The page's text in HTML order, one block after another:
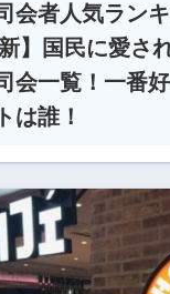
会者人気ラン
】国民に愛さ
会一覧！一番
は誰！